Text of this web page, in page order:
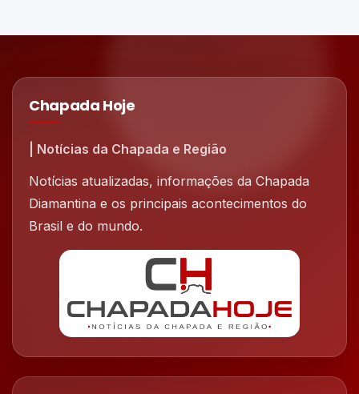
Chapada Hoje
| Notícias da Chapada e Região
Notícias atualizadas, informações da Chapada
Diamantina e os principais acontecimentos do
Brasil e do mundo.